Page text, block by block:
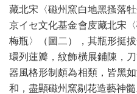
藏北宋〈磁州窯白地黑搔落
京イセ文化基金會庋藏北宋
梅瓶〉（圖二），其瓶形挺
環列蓮瓣，紋飾橫展鋪陳，
器風格形制頗為相類，皆黑
和，盡顯磁州窯剔花造藝神髓